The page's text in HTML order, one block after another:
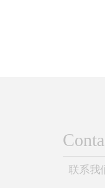
联系我